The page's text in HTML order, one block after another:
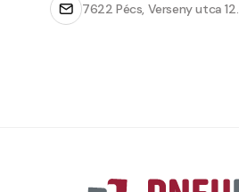
7622 Pécs, Verseny utca 12.